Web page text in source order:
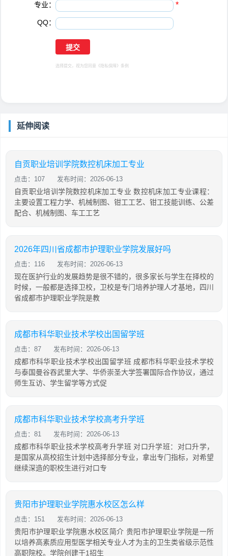
专业： *
QQ：
选择提交，视为您同意 《隐私保障》 条例
延伸阅读
自贡职业培训学院数控机床加工专业
点击：107 发布时间：2026-06-13
自贡职业培训学院数控机床加工专业 数控机床加工专业课程：
主要设置工程力学、机械制图、钳工工艺、钳工技能训练、公差
配合、机械制图、车工工艺
2026年四川省成都市护理职业学院发展好吗
点击：116 发布时间：2026-06-13
现在医护行业的发展趋势是很不错的，很多家长与学生在择校的
时候，一般都是选择卫校，卫校是专门培养护理人才基地，四川
省成都市护理职业学院是教
成都市科华职业技术学校出国留学班
点击：87 发布时间：2026-06-13
成都市科华职业技术学校出国留学班 成都市科华职业技术学校
与泰国曼谷吞武里大学、华侨崇圣大学签署国际合作协议，通过
师生互访、学生留学等方式促
成都市科华职业技术学校高考升学班
点击：81 发布时间：2026-06-13
成都市科华职业技术学校高考升学班 对口升学班：对口升学，
是国家从高校招生计划中选择部分专业，拿出专门指标，对希望
继续深造的职校生进行对口专
贵阳市护理职业学院惠水校区怎么样
点击：151 发布时间：2026-06-13
贵阳市护理职业学院惠水校区简介 贵阳市护理职业学院是一所
以培养高素质应用型医学相关专业人才为主的卫生类省级示范性
高职院校。学院创建于1招生